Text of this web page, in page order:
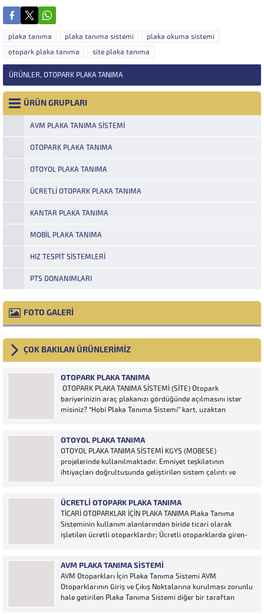
plaka tanıma plaka tanıma sistemi
plaka okuma sistemi
otopark plaka tanıma
site plaka tanıma
ÜRÜNLER, OTOPARK PLAKA TANIMA
ÜRÜN GRUPLARI
AVM PLAKA TANIMA SISTEMI
OTOPARK PLAKA TANIMA
OTOYOL PLAKA TANIMA
ÜCRETLI OTOPARK PLAKA TANIMA
KANTAR PLAKA TANIMA
MOBIL PLAKA TANIMA
HIZ TESPIT SISTEMLERI
PTS DONANIMLARI
FOTO GALERİ
ÇOK BAKILAN ÜRÜNLERİMİZ
OTOPARK PLAKA TANIMA
OTOPARK PLAKA TANIMA SİSTEMİ (SİTE) Otopark
bariyerinizin araç plakanızı gördüğünde açılmasını ister
misiniz? “Hobi Plaka Tanıma Sistemi” kart, uzaktan
için yeterlidir… Plaka tanıma sistemi otoparklarda
sisteme...
OTOYOL PLAKA TANIMA
OTOYOL PLAKA TANIMA SİSTEMİ KGYS (MOBESE)
projelerinde kullanılmaktadır. Emniyet teşkilatının
ihtiyaçları doğrultusunda geliştirilen sistem çalıntı ve
araçların Plakalarının tanımlanmasına yönelik geliştirilen
bir yazılımdır. Sistem karayolları şeritlerine yerleştirilen
kameralar sayesinde alınan...
ÜCRETLI OTOPARK PLAKA TANIMA
TİCARİ OTOPARKLAR İÇİN PLAKA TANIMA Plaka Tanıma
Sisteminin kullanım alanlarından biride ticari olarak
işletilen ücretli otoparklardır; Ücretli otoparklarda giren-
Ücretin otopark girişinde araç tipine göre peşin alınması
ya...
AVM PLAKA TANIMA SISTEMI
AVM Otoparkları İçin Plaka Tanıma Sistemi AVM
Otoparklarının Giriş ve Çıkış Noktalarına kurulması zorunlu
hale getirilen Plaka Tanıma Sistemi diğer bir taraftan